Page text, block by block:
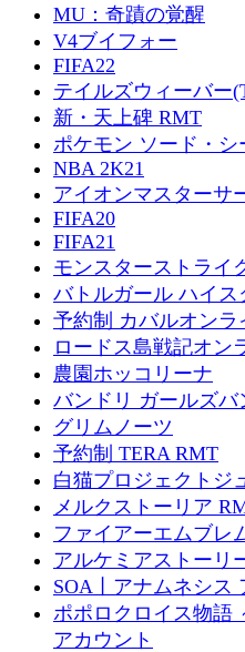
MU：奇蹟の覚醒
V4ブイフォー
FIFA22
テイルズウィーバー
新・天上碑 RMT
ポケモン ソード・
NBA 2K21
アイオンマスターサ
FIFA20
FIFA21
モンスターストライ
バトルガール ハイス
予約制 カバルオンラ
ロードス島戦記オン
農園ホッコリーナ
バンドリ ガールズ
グリムノーツ
予約制 TERA RMT
白猫プロジェクトジ
メルクストーリア
ファイアーエムブレ
アルケミアストーリ
SOA丨アナムネシス
ポポロクロイス物語
アカウント